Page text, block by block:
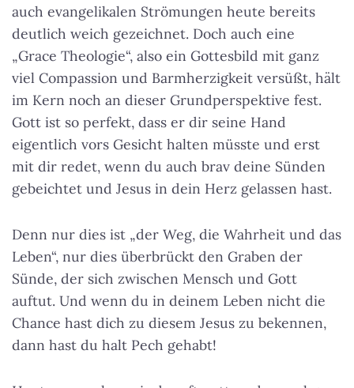
auch evangelikalen Strömungen heute bereits
deutlich weich gezeichnet. Doch auch eine
„Grace Theologie“, also ein Gottesbild mit ganz
viel Compassion und Barmherzigkeit versüßt, hält
im Kern noch an dieser Grundperspektive fest.
Gott ist so perfekt, dass er dir seine Hand
eigentlich vors Gesicht halten müsste und erst
mit dir redet, wenn du auch brav deine Sünden
gebeichtet und Jesus in dein Herz gelassen hast.
Denn nur dies ist „der Weg, die Wahrheit und das
Leben“, nur dies überbrückt den Graben der
Sünde, der sich zwischen Mensch und Gott
auftut. Und wenn du in deinem Leben nicht die
Chance hast dich zu diesem Jesus zu bekennen,
dann hast du halt Pech gehabt!